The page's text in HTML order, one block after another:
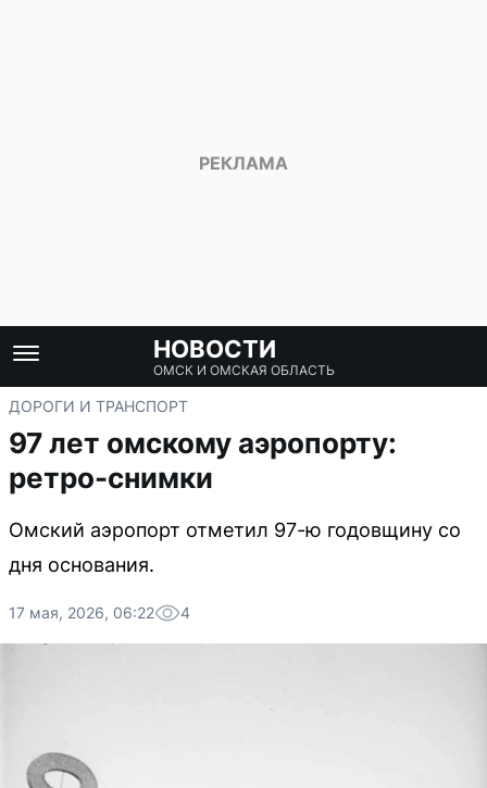
НОВОСТИ
ОМСК И ОМСКАЯ ОБЛАСТЬ
ДОРОГИ И ТРАНСПОРТ
97 лет омскому аэропорту:
ретро-снимки
Омский аэропорт отметил 97-ю годовщину со
дня основания.
17 мая, 2026, 06:22 4